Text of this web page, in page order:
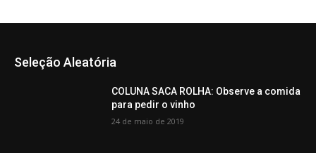
Seleção Aleatória
COLUNA SACA ROLHA: Observe a comida
para pedir o vinho
24 de maio de 2019